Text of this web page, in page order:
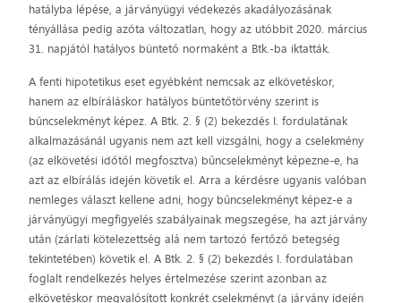
hatályba lépése, a járványügyi védekezés akadályozásának
tényállása pedig azóta változatlan, hogy az utóbbit 2020. március
31. napjától hatályos büntető normaként a Btk.-ba iktatták.
A fenti hipotetikus eset egyébként nemcsak az elkövetéskor,
hanem az elbíráláskor hatályos büntetőtörvény szerint is
bűncselekményt képez. A Btk. 2. § (2) bekezdés I. fordulatának
alkalmazásánál ugyanis nem azt kell vizsgálni, hogy a cselekmény
(az elkövetési időtől megfosztva) bűncselekményt képezne-e, ha
azt az elbírálás idején követik el. Arra a kérdésre ugyanis valóban
nemleges választ kellene adni, hogy bűncselekményt képez-e a
járványügyi megfigyelés szabályainak megszegése, ha azt járvány
után (zárlati kötelezettség alá nem tartozó fertőző betegség
tekintetében) követik el. A Btk. 2. § (2) bekezdés I. fordulatában
foglalt rendelkezés helyes értelmezése szerint azonban az
elkövetéskor megvalósított konkrét cselekményt (a járvány idején